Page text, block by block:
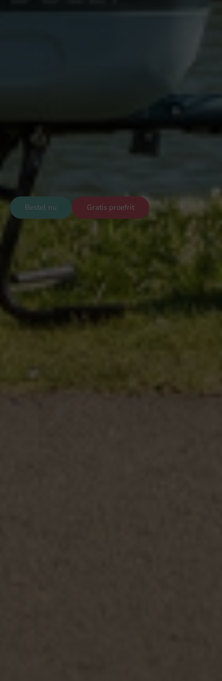
Bestel nu Gratis proefrit